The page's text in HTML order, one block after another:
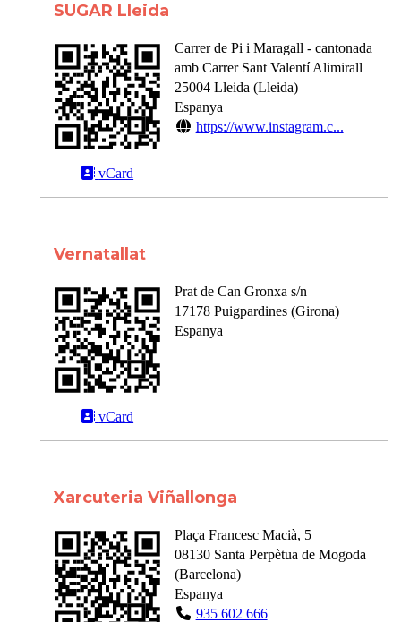
SUGAR Lleida
vCard
Carrer de Pi i Maragall - cantonada
amb Carrer Sant Valentí Alimirall
25004 Lleida (Lleida)
Espanya
https://www.instagram.c...
Vernatallat
vCard
Prat de Can Gronxa s/n
17178 Puigpardines(Girona)
Espanya
Xarcuteria Viñallonga
Plaça Francesc Macià, 5
08130 Santa Perpètua de Mogoda
(Barcelona)
Espanya
935 602 666